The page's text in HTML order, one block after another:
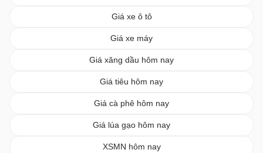
Giá xe ô tô
Giá xe máy
Giá xăng dầu hôm nay
Giá tiêu hôm nay
Giá cà phê hôm nay
Giá lúa gạo hôm nay
XSMN hôm nay